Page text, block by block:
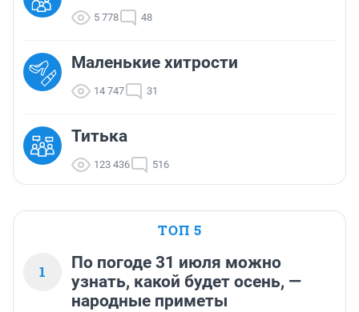
5 778 48
Маленькие хитрости
14 747 31
Титька
123 436 516
ТОП 5
1
По погоде 31 июля можно
узнать, какой будет осень, —
народные приметы